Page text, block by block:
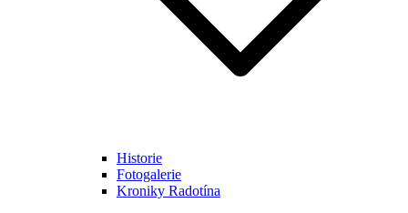
Historie
Fotogalerie
Kroniky Radotína